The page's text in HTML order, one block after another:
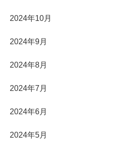
2024年10月
2024年9月
2024年8月
2024年7月
2024年6月
2024年5月